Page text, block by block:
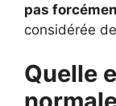
pas
considérée
Quelle